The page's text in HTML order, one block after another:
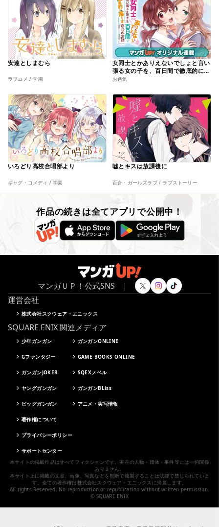
安達としまむら
ラブコメ / 学園
女同士とかありえないでしょと言い
張る女の子を、百日間で徹底的に落
とす百合のお話
お色気
いろどり高校合唱部より
ギャグ・コメディ / 学園
嘘とキスは放課後に
百合・ガールズラブ / ラブストーリー
作品の続きは全てアプリで公開中！
マンガＵＰ！公式SNS
|
運営会社
株式会社スクウェア・エニックス
SQUARE ENIX 関連メディア
少年ガンガン
Gファンタジー
ガンガンJOKER
ヤングガンガン
ビッグガンガン
ガンガンONLINE
GAME BOOKS ONLINE
SQEXノベル
ガンガンBLiss
アニメ・実写情報
著作権について
プライバシーポリシー
サポートセンター
本サイトの掲載作品はすべてフィクションです。実在の人物・団体・事件等には一切関係
ありません。
本サイト上に掲載の文章、画像、写真などを無断で複製することは法律で禁じられていま
す。全ての著作権は株式会社スクウェア・エニックスに帰属します。
All rights Reserved. No reproduction or republication without written permission.
© SQUARE ENIX